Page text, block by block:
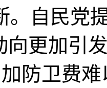
。自民党
向更加引
防卫费